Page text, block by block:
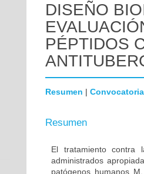
DISEÑO
PÉPTIDOS
Resumen | Convocatoria
Resumen
El tratamiento contra
administrados
patógenos humanos